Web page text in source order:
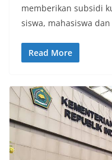
memberikan subsidi
siswa, mahasiswa
Read More